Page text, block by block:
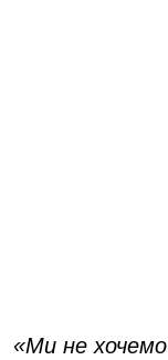
«Ми не